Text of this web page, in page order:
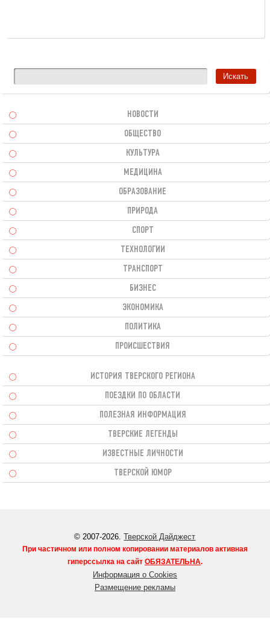
НОВОСТИ
ОБЩЕСТВО
КУЛЬТУРА
МЕДИЦИНА
ОБРАЗОВАНИЕ
ПРИРОДА
СПОРТ
ТЕХНОЛОГИИ
ТРАНСПОРТ
БИЗНЕС
ЭКОНОМИКА
ПОЛИТИКА
ПРОИСШЕСТВИЯ
ИСТОРИЯ ТВЕРСКОГО РЕГИОНА
ПОЕЗДКИ ПО ОБЛАСТИ
ПОЛЕЗНАЯ ИНФОРМАЦИЯ
ТВЕРСКИЕ ЛЕГЕНДЫ
ИЗВЕСТНЫЕ ЛИЧНОСТИ
ТВЕРСКОЙ ЮМОР
© 2007-2026.Тверской Дайджест
При частичном или полном копировании материалов активная
гиперссылка на сайт ОБЯЗАТЕЛЬНА.
Информация о Cookies
Размещение рекламы